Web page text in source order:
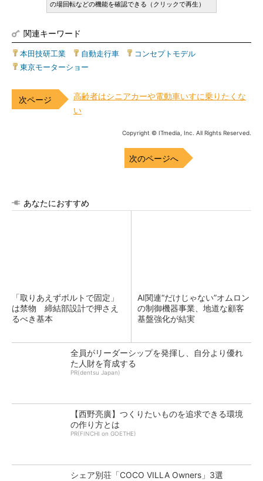
の場回転などの機能を確認できる（クリックで再生）
関連キーワード
本田技研工業 自動走行車 コンセプトモデル
東京モーターショー
高齢者はシニアカーや電動車いすに乗りたくな
い
Copyright © ITmedia, Inc. All Rights Reserved.
次のページへ
あなたにおすすめ
「取りあえずボルトで固定」
は禁物 締結部設計で押さえ
るべき基本
AI関連“だけじゃない”オムロン
の制御機器事業、地道な顧客
基盤強化が結実
全員がリーダーシップを発揮し、自分より優れ
た人財を育成する
PR(dentsu Japan)
【西野亮廣】つくりたいものを追求できる環境
の作り方とは
PR(FINCHI on GOETHE)
シェア別荘「COCO VILLA Owners」3選